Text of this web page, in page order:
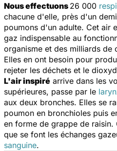
Nous effectuons 26 000
chacune d'elle, près d'un
poumons d'un adulte. Cet air
gaz indispensable au
organisme et des milliards de
Elles en ont besoin pour
rejeter les déchets et le
L'air inspiré arrive dans les
supérieures, passe par le
aux deux bronches. Elles se
poumon en bronchioles puis
en forme de grappe de
que se font les échanges
sanguine.